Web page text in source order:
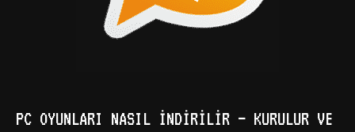
PC OYUNLARI NASIL İNDIRILIR – KURULUR VE